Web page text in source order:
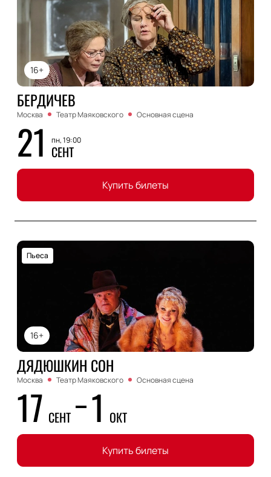
16+
БЕРДИЧЕВ
Москва Театр Маяковского Основная сцена
21 пн, 19:00
СЕНТ
Купить билеты
16+
Пьеса
ДЯДЮШКИН СОН
Москва Театр Маяковского Основная сцена
17 СЕНТ 1 ОКТ
Купить билеты